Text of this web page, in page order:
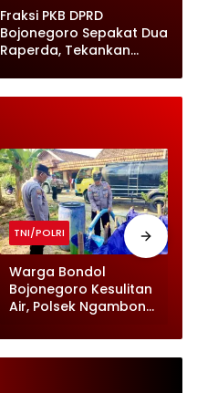
Fraksi PKB DPRD
Bojonegoro Sepakat Dua
Raperda, Tekankan
TNI/POLRI
Warga Bondol
Bojonegoro Kesulitan
Air, Polsek Ngambon
Bantuan